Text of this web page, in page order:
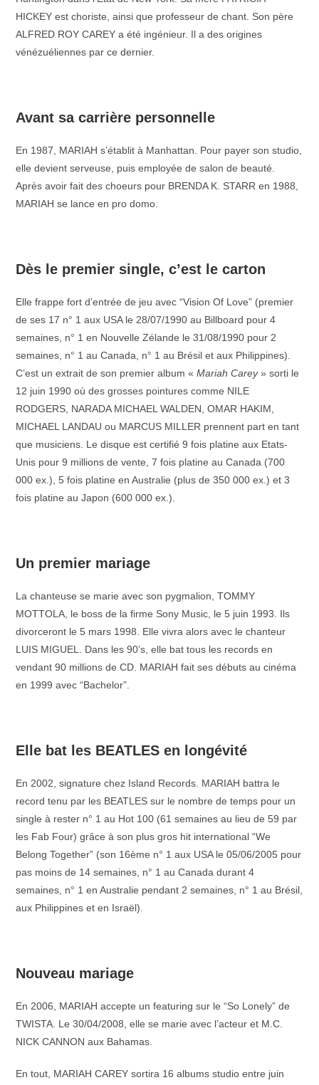
HICKEY est choriste, ainsi que professeur de chant. Son père
ALFRED ROY CAREY a été ingénieur. Il a des origines
vénézuéliennes par ce dernier.
Avant sa carrière personnelle
En 1987, MARIAH s’établit à Manhattan. Pour payer son studio,
elle devient serveuse, puis employée de salon de beauté.
Après avoir fait des choeurs pour BRENDA K. STARR en 1988,
MARIAH se lance en pro domo.
Dès le premier single, c’est le carton
Elle frappe fort d’entrée de jeu avec “Vision Of Love” (premier
de ses 17 n° 1 aux USA le 28/07/1990 au Billboard pour 4
semaines, n° 1 en Nouvelle Zélande le 31/08/1990 pour 2
semaines, n° 1 au Canada, n° 1 au Brésil et aux Philippines).
C’est un extrait de son premier album «Mariah Carey» sorti le
12 juin 1990 où des grosses pointures comme NILE
RODGERS, NARADA MICHAEL WALDEN, OMAR HAKIM,
MICHAEL LANDAU ou MARCUS MILLER prennent part en tant
que musiciens. Le disque est certifié 9 fois platine aux Etats-
Unis pour 9 millions de vente, 7 fois platine au Canada (700
000 ex.), 5 fois platine en Australie (plus de 350 000 ex.) et 3
fois platine au Japon (600 000 ex.).
Un premier mariage
La chanteuse se marie avec son pygmalion, TOMMY
MOTTOLA, le boss de la firme Sony Music, le 5 juin 1993. Ils
divorceront le 5 mars 1998. Elle vivra alors avec le chanteur
LUIS MIGUEL. Dans les 90’s, elle bat tous les records en
vendant 90 millions de CD. MARIAH fait ses débuts au cinéma
en 1999 avec “Bachelor”.
Elle bat les BEATLES en longévité
En 2002, signature chez Island Records. MARIAH battra le
record tenu par les BEATLES sur le nombre de temps pour un
single à rester n° 1 au Hot 100 (61 semaines au lieu de 59 par
les Fab Four) grâce à son plus gros hit international “We
Belong Together” (son 16ème n° 1 aux USA le 05/06/2005 pour
pas moins de 14 semaines, n° 1 au Canada durant 4
semaines, n° 1 en Australie pendant 2 semaines, n° 1 au Brésil,
aux Philippines et en Israël).
Nouveau mariage
En 2006, MARIAH accepte un featuring sur le “So Lonely” de
TWISTA. Le 30/04/2008, elle se marie avec l’acteur et M.C.
NICK CANNON aux Bahamas.
En tout, MARIAH CAREY sortira 16 albums studio entre juin